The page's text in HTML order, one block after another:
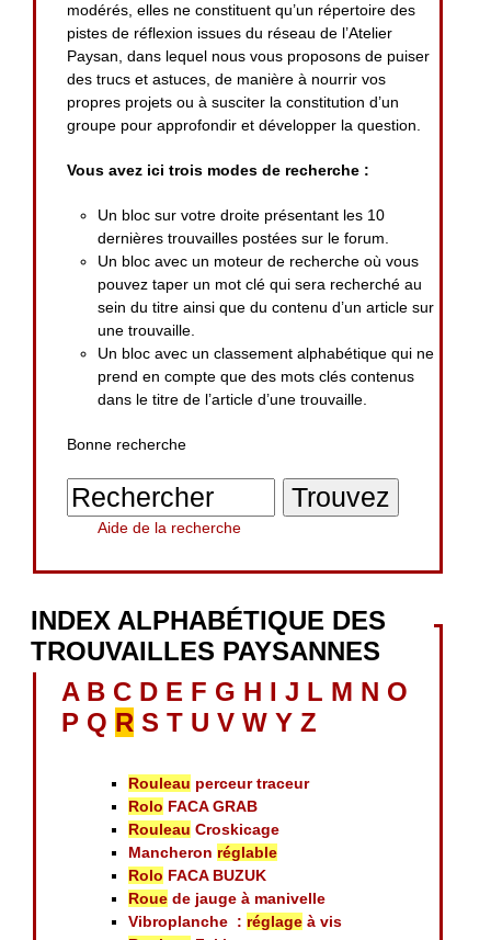
modérés, elles ne constituent qu’un répertoire des
pistes de réflexion issues du réseau de l’Atelier
Paysan, dans lequel nous vous proposons de puiser
des trucs et astuces, de manière à nourrir vos
propres projets ou à susciter la constitution d’un
groupe pour approfondir et développer la question.
Vous avez ici trois modes de recherche :
Un bloc sur votre droite présentant les 10
dernières trouvailles postées sur le forum.
Un bloc avec un moteur de recherche où vous
pouvez taper un mot clé qui sera recherché au
sein du titre ainsi que du contenu d’un article sur
une trouvaille.
Un bloc avec un classement alphabétique qui ne
prend en compte que des mots clés contenus
dans le titre de l’article d’une trouvaille.
Bonne recherche
Aide de la recherche
INDEX ALPHABÉTIQUE DES
TROUVAILLES PAYSANNES
A B C D E F G H I J L M N O
P Q R S T U V W Y Z
Rouleau perceur traceur
Rolo FACA GRAB
Rouleau Croskicage
Mancheron réglable
Rolo FACA BUZUK
Roue de jauge à manivelle
Vibroplanche : réglage à vis